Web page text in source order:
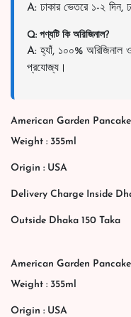
A: ঢাকার ভেতরে ১-২ দিন,
Q: পণ্যটি কি অরিজিনাল?
A: হ্যাঁ, ১০০% অরিজিনাল ও
প্রযোজ্য।
American Garden
Weight : 355ml
Origin : USA
Delivery Charge Inside
Outside Dhaka 150 Taka
American Garden
Weight : 355ml
Origin : USA